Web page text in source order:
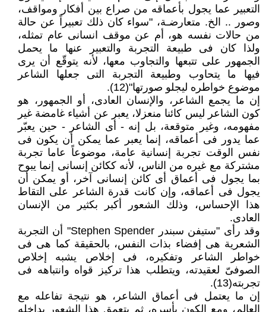
التعبير عما يجول بأعماقه من صراع بين أفكار ومواقف،
وصور .. الخ. متعارضـة، "سواء كان ذلك تعبيراً عن حالة
من حالات نفسه هو، أم عن موقف انسانى عام تمثله،
ولذا كان فى طبيعة التجربة والتعبير عنها ما يحمل
الجمهور على تتبعها والتجاوب معها، لأنه يتوقّع أن يرى
فيها ما يتحاوب وطبيعة التجربة التى جعلها الشاعر
موضوع خواطره ليجلو صورتها"(12).
إن ما يجمع الشاعر، والإنسان العادى، أو الجمهور، هو
كون الشاعر ليس كائنا منعزلا، يعبر عن أشياء غامضة غير
مفهومه، وغير متوقعة، بل إنه - أى الشاعر - حين يعبّر
عما يدور فى أعماقه، إنما يعبر عما يمكن أن يكون فى
نفس الوقت تجربة إنسانية عامة، موضوعاً عاما تجربة
مشتركة مع غيره من الناس، لأنه ككائن إنسانى إنما يبوح
بما يجول فى أعماق أى كائن إنسانى آخر، أو يمكن أن
يجول فى أعماقه، وإن كانت قدرة الشاعر على التقاط
هذا الإحساس، وذلك الشعور أكبر بكثير من الإنسان
العادى.
وقد رأى "ستيفن سبندر Stephen Spender" أن التجربة
الشعرية هى إفضاء بذات النفس، بالحقيقة كما هى فى
خواطر الشاعر وتفكيره، فى إخلاص يشبه إخلاص
الصوفىّ لعقيدته، ويتطلب هذا تركيز قواه وانتباهه فى
تجربته(13).
إن ما يعتمل فى أعماق الشاعر، هو نتيجة تفاعله مع
العالم، ومع الكون بأسره، ثم يتعمق هذا الشعور بداخله